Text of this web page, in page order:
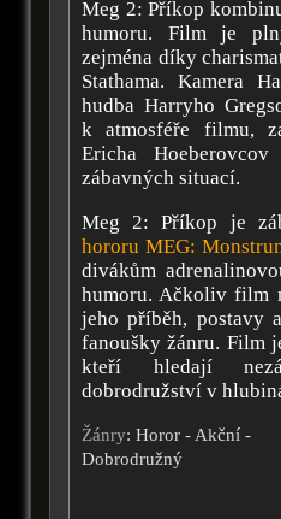
Meg 2: Příkop
humoru. Film je
zejména díky
Stathama. Kamera
hudba Harryho
k atmosféře filmu,
Ericha
zábavných situací.
Meg 2: Příkop je
hororu MEG:
divákům
humoru. Ačkoliv film
jeho příběh, postavy
fanoušky žánru. Film
kteří hledají
dobrodružství v
Žánry: Horor - Akční -
Dobrodružný